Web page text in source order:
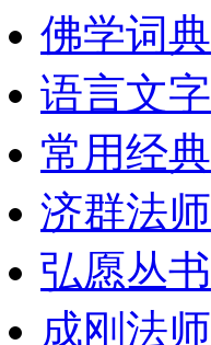
佛学词典
语言文字
常用经典
济群法师
弘愿丛书
成刚法师